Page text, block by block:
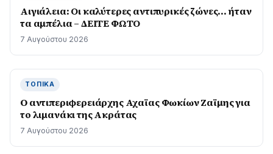
Αιγιάλεια: Οι καλύτερες αντιπυρικές ζώνες… ήταν
τα αμπέλια – ΔΕΙΤΕ ΦΩΤΟ
7 Αυγούστου 2026
ΤΟΠΙΚΆ
O αντιπεριφερειάρχης Αχαϊας Φωκίων Ζαϊμης για
το λιμανάκι της Ακράτας
7 Αυγούστου 2026